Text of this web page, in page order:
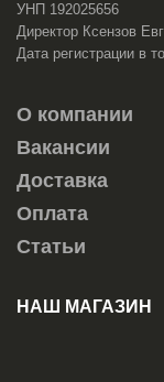
УНП 192025656
Директор Ксензов
Дата регистрации в
О компании
Вакансии
Доставка
Оплата
Статьи
НАШ МАГАЗИН